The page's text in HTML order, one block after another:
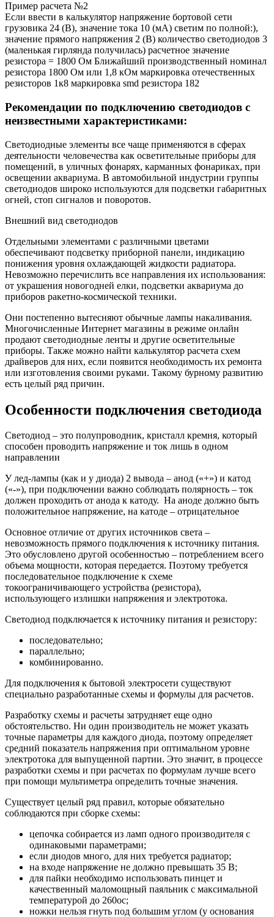
Пример расчета №2
Если ввести в калькулятор напряжение бортовой сети
грузовика 24 (В), значение тока 10 (мА) светим по полной:),
значение прямого напряжения 2 (В) количество светодиодов 3
(маленькая гирлянда получилась) расчетное значение
резистора = 1800 Ом Ближайший производственный номинал
резистора 1800 Ом или 1,8 кОм маркировка отечественных
резисторов 1к8 маркировка smd резистора 182
Рекомендации по подключению светодиодов с
неизвестными характеристиками:
Светодиодные элементы все чаще применяются в сферах
деятельности человечества как осветительные приборы для
помещений, в уличных фонарях, карманных фонариках, при
освещении аквариума. В автомобильной индустрии группы
светодиодов широко используются для подсветки габаритных
огней, стоп сигналов и поворотов.
Внешний вид светодиодов
Отдельными элементами с различными цветами
обеспечивают подсветку приборной панели, индикацию
понижения уровня охлаждающей жидкости радиатора.
Невозможно перечислить все направления их использования:
от украшения новогодней елки, подсветки аквариума до
приборов ракетно-космической техники.
Они постепенно вытесняют обычные лампы накаливания.
Многочисленные Интернет магазины в режиме онлайн
продают светодиодные ленты и другие осветительные
приборы. Также можно найти калькулятор расчета схем
драйверов для них, если появится необходимость их ремонта
или изготовления своими руками. Такому бурному развитию
есть целый ряд причин.
Особенности подключения светодиода
Светодиод – это полупроводник, кристалл кремня, который
способен проводить напряжение и ток лишь в одном
направлении
У лед-лампы (как и у диода) 2 вывода – анод («+») и катод
(«-»), при подключении важно соблюдать полярность – ток
должен проходить от анода к катоду. На аноде должно быть
положительное напряжение, на катоде – отрицательное
Основное отличие от других источников света –
невозможность прямого подключения к источнику питания.
Это обусловлено другой особенностью – потреблением всего
объема мощности, которая передается. Поэтому требуется
последовательное подключение к схеме
токоограничивающего устройства (резистора),
использующего излишки напряжения и электротока.
Светодиод подключается к источнику питания и резистору:
последовательно;
параллельно;
комбинированно.
Для подключения к бытовой электросети существуют
специально разработанные схемы и формулы для расчетов.
Разработку схемы и расчеты затрудняет еще одно
обстоятельство. Ни один производитель не может указать
точные параметры для каждого диода, поэтому определяет
средний показатель напряжения при оптимальном уровне
электротока для выпущенной партии. Это значит, в процессе
разработки схемы и при расчетах по формулам лучше всего
при помощи мультиметра определить точные значения.
Существует целый ряд правил, которые обязательно
соблюдаются при сборке схемы:
цепочка собирается из ламп одного производителя с
одинаковыми параметрами;
если диодов много, для них требуется радиатор;
на входе напряжение не должно превышать 35 В;
для пайки необходимо использовать пинцет и
качественный маломощный паяльник с максимальной
температурой до 260ос;
ножки нельзя гнуть под большим углом (у основания